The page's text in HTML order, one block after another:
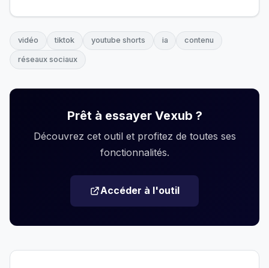
vidéo tiktok youtube shorts ia contenu
réseaux sociaux
Prêt à essayer Vexub ?
Découvrez cet outil et profitez de toutes ses
fonctionnalités.
Accéder à l'outil